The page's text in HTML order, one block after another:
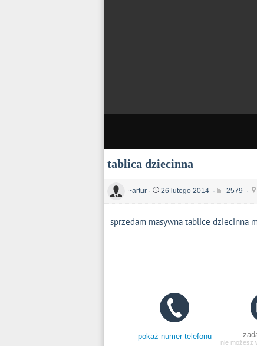
tablica dziecinna
~artur · 26 lutego 2014 · 2579 ·
sprzedam masywna tablice dziecinna
pokaż numer telefonu
nie możesz